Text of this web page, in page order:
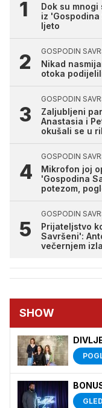
Dok su
iz
ljeto
GOSPODIN
Nikad
otoka
GOSPODIN
Zaljubljeni
Anastasia i
okušali se u
GOSPODIN
Mikrofon joj
'Gospodina
potezom,
GOSPODIN
Prijateljstvo
Savršeni':
večernjem
SHOW